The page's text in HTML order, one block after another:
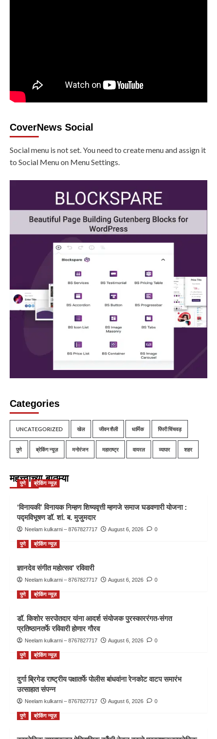
CoverNews Social
Social menu is not set. You need to create menu and assign it
to Social Menu on Menu Settings.
Categories
UNCATEGORIZED खेल जीवन शैली धार्मिक पिंपरी चिंचवड़
पुणे ब्रेकिंग न्यूज़ मनोरंजन महाराष्ट्र वायरल व्यापार शहर
महत्त्वाच्या बातम्या
पुणे ब्रेकिंग न्यूज़
‘विनायकी’ विनायक निम्हण शिष्यवृत्ती म्हणजे समाज घडवणारी योजना :
पद्मविभूषण डॉ. शां. ब. मुजुमदार
Neelam kulkarni – 8767827717 August 6, 2026 0
पुणे ब्रेकिंग न्यूज़
ज्ञानदेव संगीत महोत्सव’ रविवारी
Neelam kulkarni – 8767827717 August 6, 2026 0
पुणे ब्रेकिंग न्यूज़
डॉ. किशोर सरपोतदार यांना आदर्श संयोजक पुरस्काररंगत-संगत
प्रतिष्ठानतर्फे रविवारी होणार गौरव
Neelam kulkarni – 8767827717 August 6, 2026 0
पुणे ब्रेकिंग न्यूज़
दुर्गा ब्रिगेड राष्ट्रीय पक्षातर्फे पोलीस बांधवांना रेनकोट वाटप समारंभ
उत्साहात संपन्न
Neelam kulkarni – 8767827717 August 6, 2026 0
पुणे ब्रेकिंग न्यूज़